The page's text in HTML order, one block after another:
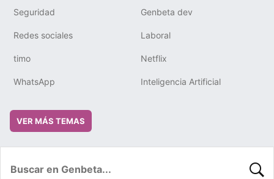
Seguridad Genbeta dev
Redes sociales Laboral
timo Netflix
WhatsApp Inteligencia Artificial
VER MÁS TEMAS